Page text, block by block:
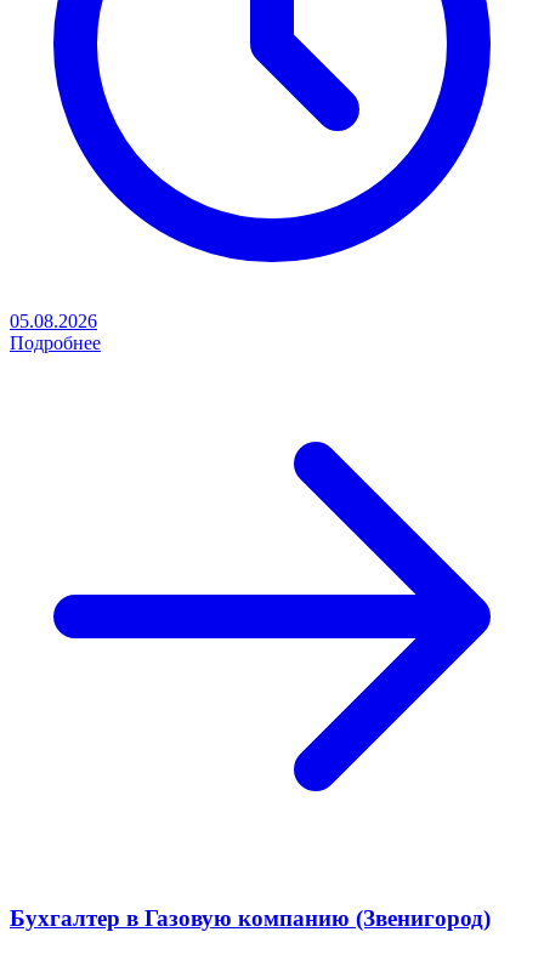
05.08.2026
Подробнее
Бухгалтер в Газовую компанию (Звенигород)